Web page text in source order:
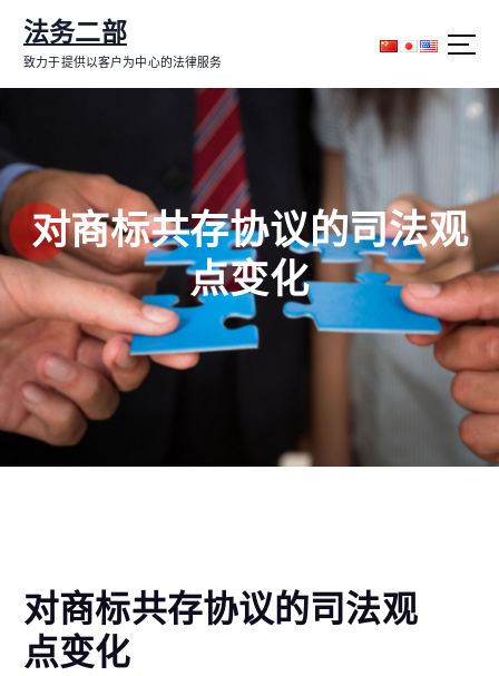
内
法务二部
致力于提供以客户为中心的法律服务
对商标共存协议的司法观
点变化
对商标共存协议的司法观
点变化